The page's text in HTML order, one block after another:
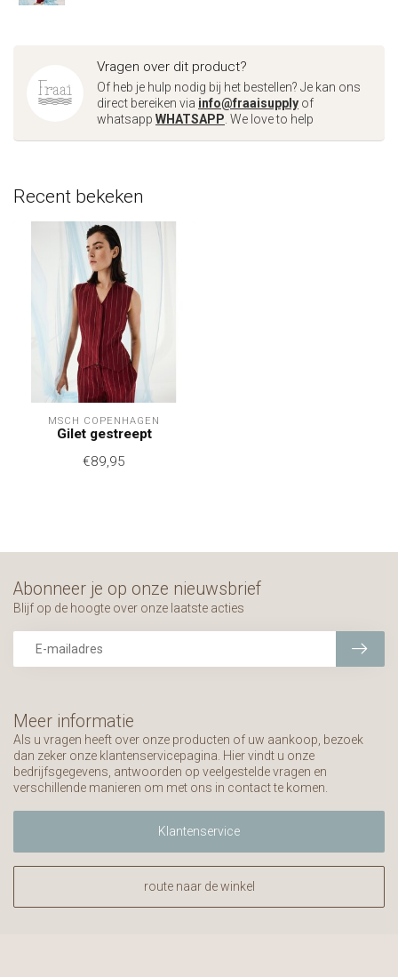
Vragen over dit product?
Of heb je hulp nodig bij het bestellen? Je kan ons
direct bereiken via info@fraaisupply of
whatsapp WHATSAPP . We love to help
Recent bekeken
MSCH COPENHAGEN
Gilet gestreept
€89,95
Meer informatie
Als u vragen heeft over onze producten of uw aankoop, bezoek
dan zeker onze klantenservicepagina. Hier vindt u onze
bedrijfsgegevens, antwoorden op veelgestelde vragen en
verschillende manieren om met ons in contact te komen.
Klantenservice
route naar de winkel
Abonneer je op onze nieuwsbrief
Blijf op de hoogte over onze laatste acties